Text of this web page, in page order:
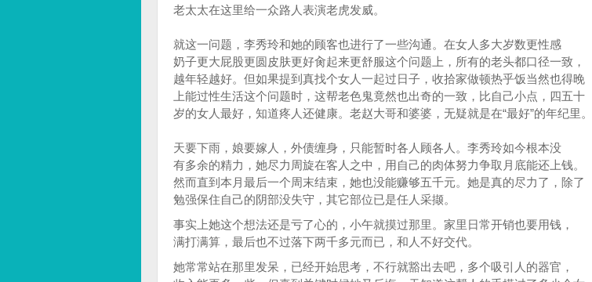
老太太在这里给一众路人表演老虎发威。
就这一问题，李秀玲和她的顾客也进行了一些沟通。在女人多大岁数更性感
奶子更大屁股更圆皮肤更好肏起来更舒服这个问题上，所有的老头都口径一致，
越年轻越好。但如果提到真找个女人一起过日子，收拾家做顿热乎饭当然也得晚
上能过性生活这个问题时，这帮老色鬼竟然也出奇的一致，比自己小点，四五十
岁的女人最好，知道疼人还健康。老赵大哥和婆婆，无疑就是在“最好”的年纪里。
天要下雨，娘要嫁人，外债缠身，只能暂时各人顾各人。李秀玲如今根本没
有多余的精力，她尽力周旋在客人之中，用自己的肉体努力争取月底能还上钱。
然而直到本月最后一个周末结束，她也没能赚够五千元。她是真的尽力了，除了
勉强保住自己的阴部没失守，其它部位已是任人采撷。
事实上她这个想法还是亏了心的，小午就摸过那里。家里日常开销也要用钱，
满打满算，最后也不过落下两千多元而已，和人不好交代。
她常常站在那里发呆，已经开始思考，不行就豁出去吧，多个吸引人的器官，